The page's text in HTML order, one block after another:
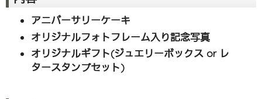
アニバーサリーケーキ
オリジナルフォトフレーム入り記念写真
オリジナルギフト(ジュエリーボックス or レ
タースタンプセット)